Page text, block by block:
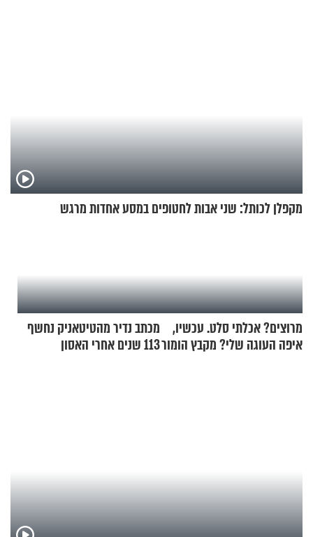
מקפלן לכותל: שני אבות לחטופים במסע אחדות מרגש
מרוצים? אכלתי סלט. עכשיו,
איפה העוגה שלי? מקבץ הומור
מכתב נדיר מהטיטאניק נחשף
113 שנים אחרי האסון